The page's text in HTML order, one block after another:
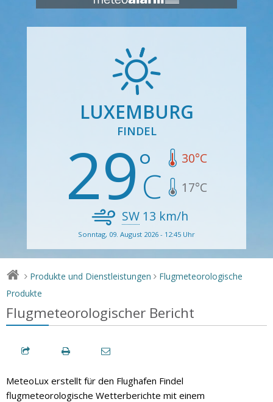
LUXEMBURG
FINDEL
29 30°C
17°C
SW13 km/h
Sonntag, 09. August 2026 - 12:45 Uhr
> Produkte und Dienstleistungen > Flugmeteorologische
Produkte
Flugmeteorologischer Bericht
MeteoLux erstellt für den Flughafen Findel
flugmeteorologische Wetterberichte mit einem